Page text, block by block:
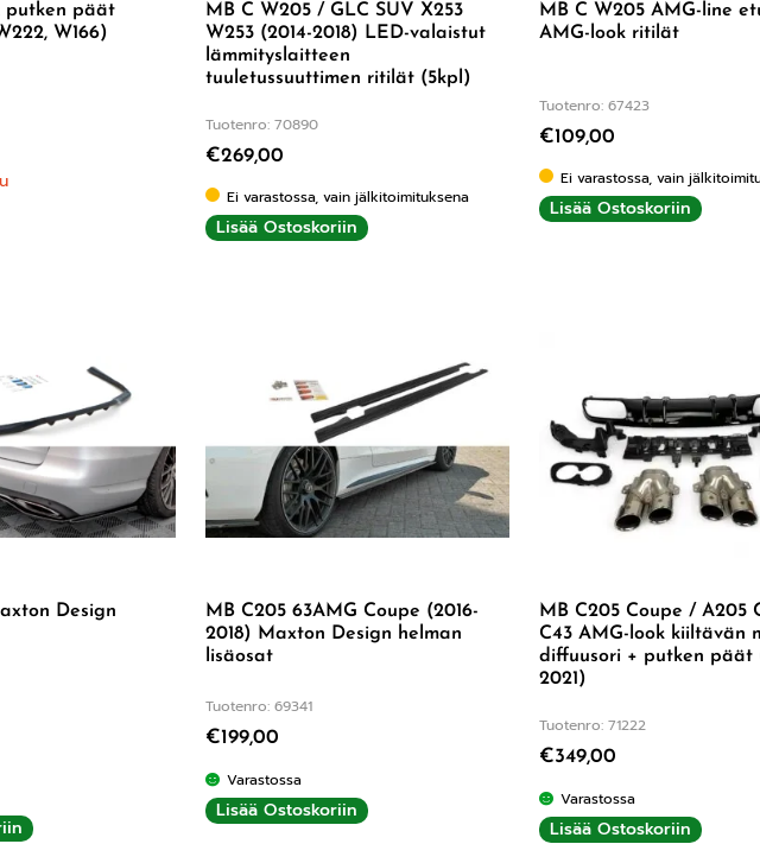
putken päät
W166)
MB C W205 / GLC SUV X253
W253 (2014-2018) LED-valaistut
lämmityslaitteen
tuuletussuuttimen ritilät (5kpl)
Tuotenro: 70890
€269,00
Ei varastossa, vain jälkitoimituksena
Lisää Ostoskoriin
MB C W205 AMG-line
AMG-look ritilät
Tuotenro: 67423
€109,00
Ei varastossa, vain
Lisää Ostoskoriin
Design
MB C205 63AMG Coupe (2016-
2018) Maxton Design helman
lisäosat
Tuotenro: 69341
€199,00
Varastossa
Lisää Ostoskoriin
MB C205 Coupe / A205
C43 AMG-look kiiltävän
diffuusori + putken päät
2021)
Tuotenro: 71222
€349,00
Varastossa
Lisää Ostoskoriin